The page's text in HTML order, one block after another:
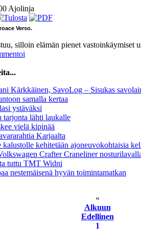
Ajolinja
Verso.
silloin elämän pienet vastoinkäymiset
Kärkkäinen, SavoLog – Sisukas
samalla kertaa
ystäväksi
tarjonta lähti laukalle
vielä kipinää
Karjaalta
kalustolle kehitetään ajoneuvokohtaisia
Crafter Craneliner
tuttu TMT Widni
nestemäisenä hyvän toimintamatkan
«
Alkuun
Edellinen
1